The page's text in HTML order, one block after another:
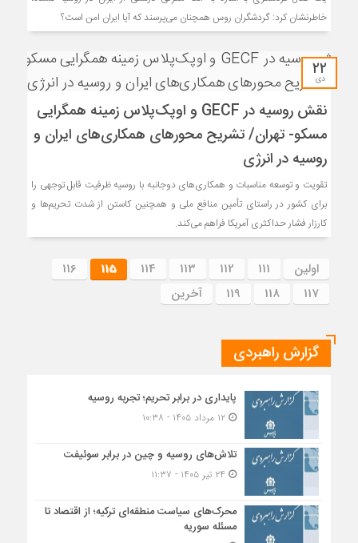
خاطرنشان کرد: گردشگران روس همچنان می‌پرسند که آیا ایران امن است؟
۲۲
دی
نقش روسیه در GECF و اوپک‌پلاس زمینه همگرایی
مسکو- تهران/ تشریح محورهای همکاری‌های ایران و
روسیه در انرژی
تقویت و توسعه مناسبات و همکاری‌های دوجانبه با روسیه ظرفیت قابل توجهی را
برای کشور در راستای تأمین منافع ملی و همچنین کاستن از شدت تحریم‌ها و
کارزار فشار حداکثری آمریکا فراهم می‌کند.
اولین 111
112
113
114
115
116
117
118
119 آخرین
گزارش راهبردی
پایداری در برابر تحریم؛ تجربه روسیه
۱۲ مرداد ۱۴۰۵ - ۱۰:۳۸
تلاش‌های روسیه و چین در برابر سوئیفت
محرک‌های سیاست منطقه‌‎ای ترکیه؛ از اقتصاد تا
مسئله سوریه